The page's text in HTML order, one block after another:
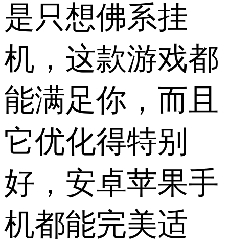
是只想佛系挂
机，这款游戏都
能满足你，而且
它优化得特别
好，安卓苹果手
机都能完美适